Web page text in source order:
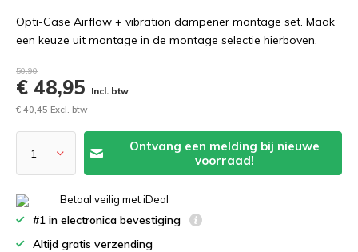
Opti-Case Airflow + vibration dampener montage set. Maak
een keuze uit montage in de montage selectie hierboven.
50,90
€ 48,95
Incl. btw
€ 40,45 Excl. btw
Ontvang een melding bij nieuwe
voorraad!
Betaal veilig met iDeal
#1 in electronica bevestiging
Altijd gratis verzending